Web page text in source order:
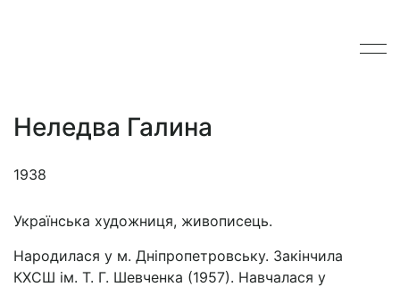
Неледва Галина
1938
Українська художниця, живописець.
Народилася у м. Дніпропетровську. Закінчила
КХСШ ім. Т. Г. Шевченка (1957). Навчалася у